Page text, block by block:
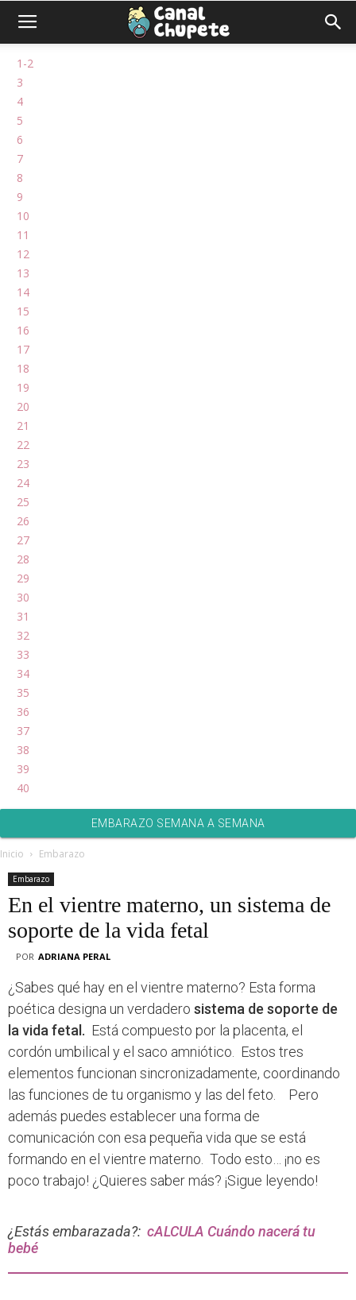
1-2
3
4
5
6
7
8
9
10
11
12
13
14
15
16
17
18
19
20
21
22
23
24
25
26
27
28
29
30
31
32
33
34
35
36
37
38
39
40
EMBARAZO SEMANA A SEMANA
Inicio Embarazo
Embarazo
En el vientre materno, un sistema de
soporte de la vida fetal
POR ADRIANA PERAL
¿Sabes qué hay en el vientre materno? Esta forma
poética designa un verdadero sistema de soporte de
la vida fetal. Está compuesto por la placenta, el
cordón umbilical y el saco amniótico. Estos tres
elementos funcionan sincronizadamente, coordinando
las funciones de tu organismo y las del feto. Pero
además puedes establecer una forma de
comunicación con esa pequeña vida que se está
formando en el vientre materno. Todo esto… ¡no es
poco trabajo! ¿Quieres saber más? ¡Sigue leyendo!
¿Estás embarazada?: cALCULA Cuándo nacerá tu
bebé